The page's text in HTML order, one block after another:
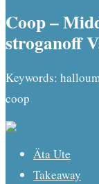
Coop –
stroganoff
Keywords:
coop
Äta Ute
Takeaway